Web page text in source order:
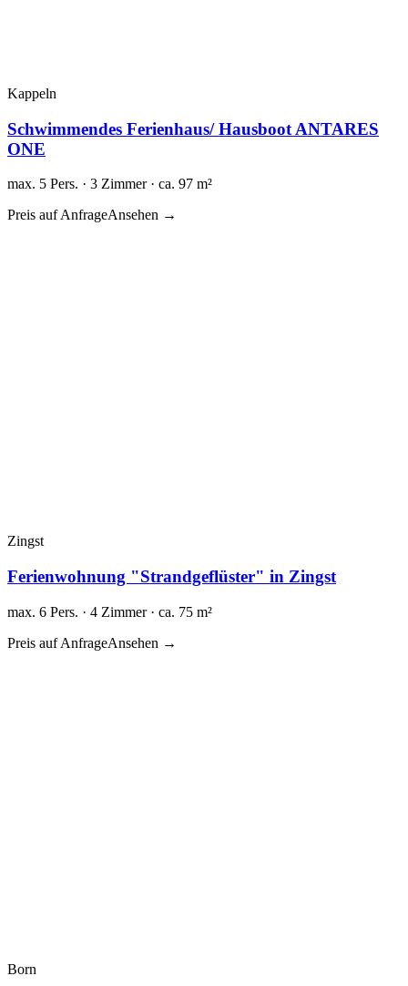
Kappeln
Schwimmendes Ferienhaus/ Hausboot ANTARES
ONE
max. 5 Pers. · 3 Zimmer · ca. 97 m²
Preis auf AnfrageAnsehen →
Zingst
Ferienwohnung "Strandgeflüster" in Zingst
max. 6 Pers. · 4 Zimmer · ca. 75 m²
Preis auf AnfrageAnsehen →
Born